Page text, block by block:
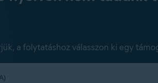
a folytatáshoz válasszon ki egy